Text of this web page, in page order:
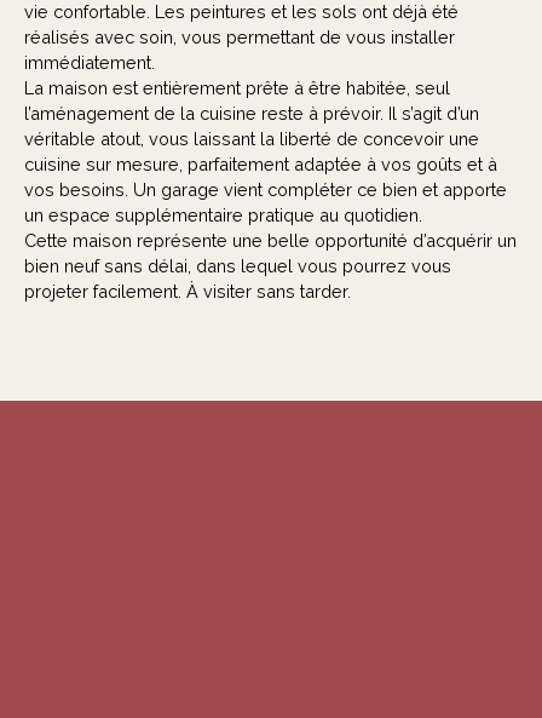
vie confortable. Les peintures et les sols ont déjà été
réalisés avec soin, vous permettant de vous installer
immédiatement.
La maison est entièrement prête à être habitée, seul
l’aménagement de la cuisine reste à prévoir. Il s’agit d’un
véritable atout, vous laissant la liberté de concevoir une
cuisine sur mesure, parfaitement adaptée à vos goûts et à
vos besoins. Un garage vient compléter ce bien et apporte
un espace supplémentaire pratique au quotidien.
Cette maison représente une belle opportunité d’acquérir un
bien neuf sans délai, dans lequel vous pourrez vous
projeter facilement. À visiter sans tarder.